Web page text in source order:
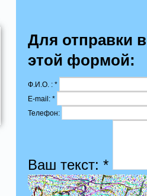
Для отправки
этой формой:
Ф.И.О. : *
E-mail: *
Телефон:
Ваш текст: *